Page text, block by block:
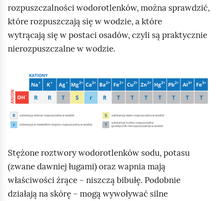
rozpuszczalności wodorotlenków, można sprawdzić,
które rozpuszczają się w wodzie, a które
wytrącają się w postaci osadów, czyli są praktycznie
nierozpuszczalne w wodzie.
k
,
Stężone roztwory wodorotlenków sodu, potasu
(zwane dawniej ługami) oraz wapnia mają
właściwości żrące – niszczą bibułę. Podobnie
działają na skórę – mogą wywoływać silne